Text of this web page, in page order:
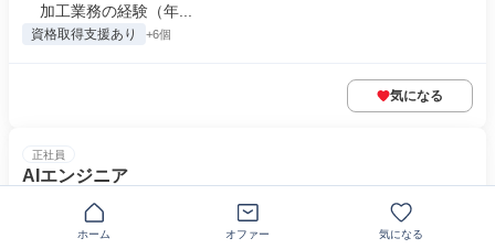
加工業務の経験（年...
資格取得支援あり +6個
気になる
正社員
AIエンジニア
ＳＯＬＩＺＥ ＰＡＲＴＮＥＲＳ株式会社
マネージャーポジション/最先端のAI技術で未来を創る
ホーム オファー 気になる